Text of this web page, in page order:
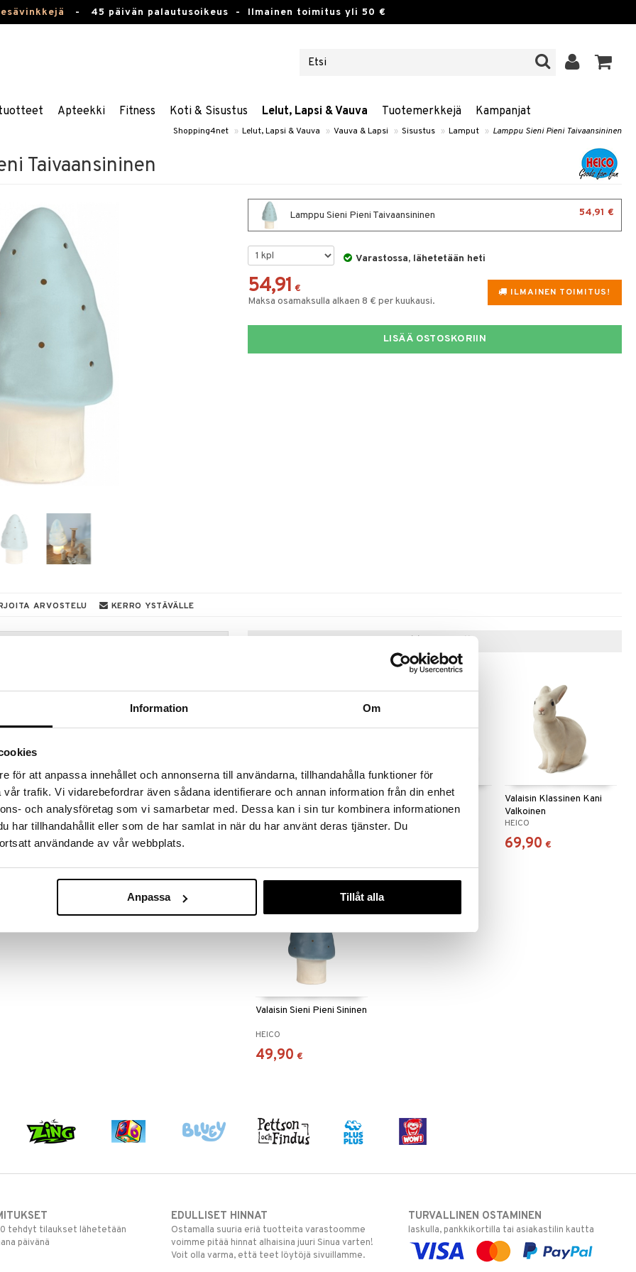
Information Om
för att anpassa innehållet och annonserna till användarna, tillhandahålla funktioner för
trafik. Vi vidarebefordrar även sådana identifierare och annan information från din enhet
och analysföretag som vi samarbetar med. Dessa kan i sin tur kombinera informationen
har tillhandahållit eller som de har samlat in när du har använt deras tjänster. Du
användande av vår webbplats.
Anpassa Tillåt alla
- 45 päivän palautusoikeus - Ilmainen toimitus yli 50 €
Apteekki Fitness Koti & Sisustus Lelut, Lapsi & Vauva Tuotemerkkejä Kampanjat
Shopping4net » Lelut, Lapsi & Vauva » Vauva & Lapsi » Sisustus » Lamput » Lamppu Sieni Pieni Taivaansininen
Taivaansininen
Lamppu Sieni Pieni Taivaansininen 54,91 €
Varastossa, lähetetään heti
ILMAINEN TOIMITUS!
54,91 €
Maksa osamaksulla alkaen 8 € per kuukausi.
LISÄÄ OSTOSKORIIN
ARVOSTELU KERRO YSTÄVÄLLE
hinnoilla!
31.8.2026 asti mutta ole nopea -
voivat päästä loppumaan!
sinut unelmamaailmaan! Yövalo antaa pehmeän
nukahtamaan>
Ø15 x 28 cm.
Vinkkejä sinulle
Lamppu Sieni Pieni
Laventeli
HEICO
Valaisin Kauris
HEICO
Valaisin Klassinen Kani
Valkoinen
HEICO
69,90 €
Valaisin Sieni Pieni Sininen
HEICO
49,90 €
tehdyt tilaukset lähetetään
päivänä
EDULLISET HINNAT
Ostamalla suuria eriä tuotteita varastoomme
voimme pitää hinnat alhaisina juuri Sinua varten!
Voit olla varma, että teet löytöjä sivuillamme.
TURVALLINEN OSTAMINEN
laskulla, pankkikortilla tai asiakastilin kautta